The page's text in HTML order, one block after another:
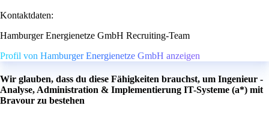
Kontaktdaten:
Hamburger Energienetze GmbH Recruiting-Team
Profil von Hamburger Energienetze GmbH anzeigen
Wir glauben, dass du diese Fähigkeiten brauchst, um Ingenieur -
Analyse, Administration & Implementierung IT-Systeme (a*) mit
Bravour zu bestehen